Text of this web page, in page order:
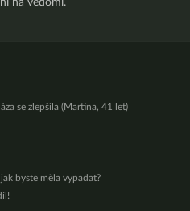
na vědomí.
se zlepšila (Martina, 41 let)
byste měla vypadat?